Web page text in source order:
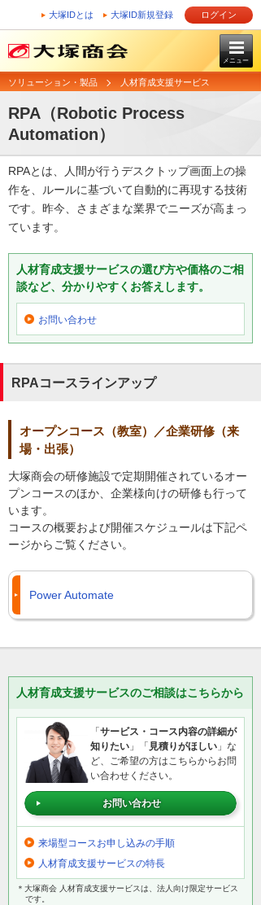
大塚IDとは 大塚ID新規登録 ログイン
メニュー
ソリューション・製品 人材育成支援サービス
RPA（Robotic Process
Automation）
RPAとは、人間が行うデスクトップ画面上の操
作を、ルールに基づいて自動的に再現する技術
です。昨今、さまざまな業界でニーズが高まっ
ています。
人材育成支援サービスの選び方や価格のご相
談など、分かりやすくお答えします。
お問い合わせ
RPAコースラインアップ
オープンコース（教室）／企業研修（来
場・出張）
大塚商会の研修施設で定期開催されているオー
プンコースのほか、企業様向けの研修も行って
います。
コースの概要および開催スケジュールは下記ペ
ージからご覧ください。
Power Automate
人材育成支援サービスのご相談はこちらから
「 サービス・コース内容の詳細が
知りたい 」「 見積りがほしい 」な
ど、ご希望の方はこちらからお問
い合わせください。
お問い合わせ
来場型コースお申し込みの手順
人材育成支援サービスの特長
＊大塚商会 人材育成支援サービスは、法人向け限定サービス
です。